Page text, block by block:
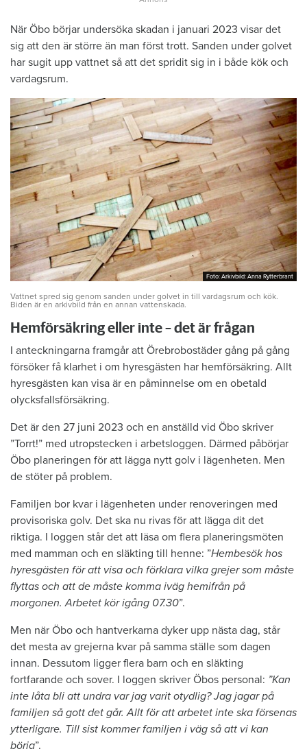
När Öbo börjar undersöka skadan i januari 2023 visar det
sig att den är större än man först trott. Sanden under golvet
har sugit upp vattnet så att det spridit sig in i både kök och
vardagsrum.
Foto: Arkivbild: Anna Rytterbrant
Foto: Arkivbild: Anna Rytterbrant
Vattnet spred sig genom sanden under golvet in till vardagsrum och kök.
Biden är en arkivbild från en annan vattenskada.
Hemförsäkring eller inte – det är frågan
I anteckningarna framgår att Örebrobostäder gång på gång
försöker få klarhet i om hyresgästen har hemförsäkring. Allt
hyresgästen kan visa är en påminnelse om en obetald
olycksfallsförsäkring.
Det är den 27 juni 2023 och en anställd vid Öbo skriver
”Torrt!” med utropstecken i arbetsloggen. Därmed påbörjar
Öbo planeringen för att lägga nytt golv i lägenheten. Men
de stöter på problem.
Familjen bor kvar i lägenheten under renoveringen med
provisoriska golv. Det ska nu rivas för att lägga dit det
riktiga. I loggen står det att läsa om flera planeringsmöten
med mamman och en släkting till henne: ”Hembesök hos
hyresgästen för att visa och förklara vilka grejer som måste
flyttas och att de måste komma iväg hemifrån på
morgonen. Arbetet kör igång 07.30”.
Men när Öbo och hantverkarna dyker upp nästa dag, står
det mesta av grejerna kvar på samma ställe som dagen
innan. Dessutom ligger flera barn och en släkting
fortfarande och sover. I loggen skriver Öbos personal: ”Kan
inte låta bli att undra var jag varit otydlig? Jag jagar på
familjen så gott det går. Allt för att arbetet inte ska försenas
ytterligare. Till sist kommer familjen i väg så att vi kan
börja”.